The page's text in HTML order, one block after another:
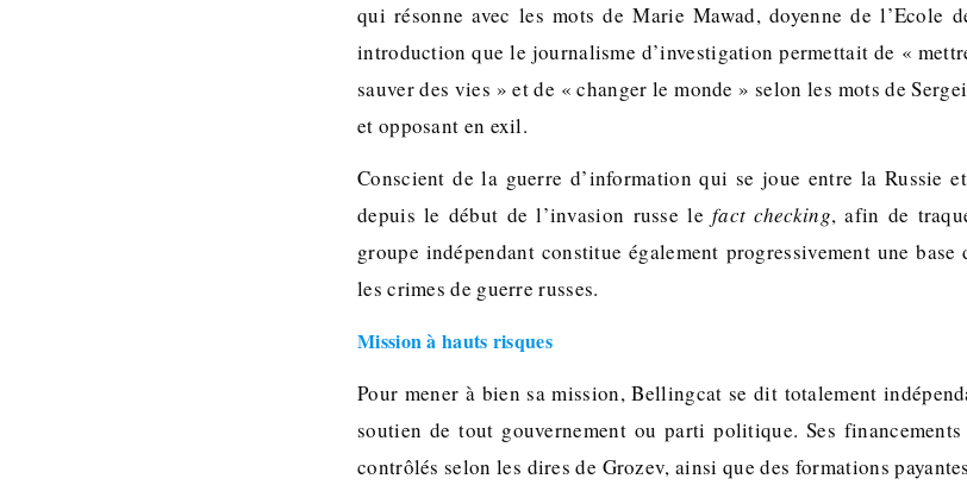
qui résonne avec les mots de Marie Mawad, doyenne de l’Ecole
introduction que le journalisme d’investigation permettait de «
sauver des vies » et de « changer le monde » selon les mots de
et opposant en exil.
Conscient de la guerre d’information qui se joue entre la Russie
depuis le début de l’invasion russe lefact checking, afin de
groupe indépendant constitue également progressivement une
les crimes de guerre russes.
Mission à hauts risques
Pour mener à bien sa mission, Bellingcat se dit totalement
soutien de tout gouvernement ou parti politique. Ses
contrôlés selon les dires de Grozev, ainsi que des formations